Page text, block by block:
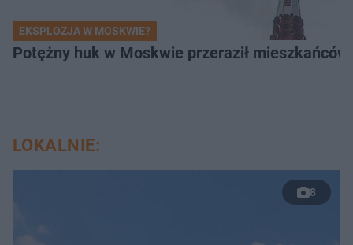
EKSPLOZJA W MOSKWIE?
Potężny huk w Moskwie przeraził
LOKALNIE:
8